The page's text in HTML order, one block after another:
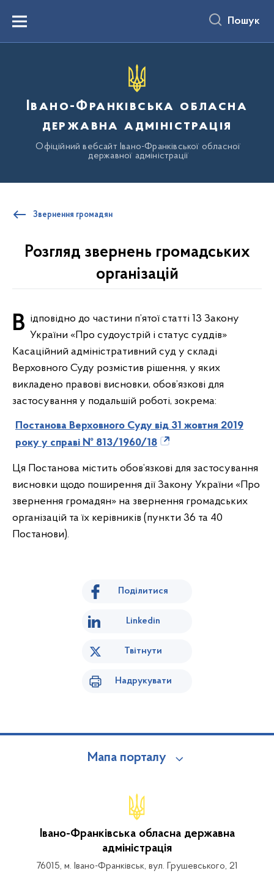
вмістуMenu Пошук
Івано-Франківська обласна
державна адміністрація
Офіційний вебсайт Івано-Франківської обласної
державної адміністрації
Звернення громадян
Розгляд звернень громадських
організацій
Відповідно до частини п’ятої статті 13 Закону України «Про судоустрій і статус суддів»
Касаційний адміністративний суд у складі
Верховного Суду розмістив рішення, у яких
викладено правові висновки, обов’язкові для
застосування у подальшій роботі, зокрема:
Постанова Верховного Суду від 31 жовтня 2019
року у справі № 813/1960/18
Ця Постанова містить обов’язкові для застосування
висновки щодо поширення дії Закону України «Про
звернення громадян» на звернення громадських
організацій та їх керівників (пункти 36 та 40
Постанови).
Поділитися
Linkedin
Твітнути
Надрукувати
Мапа порталу
Івано-Франківська обласна державна
адміністрація
76015, м. Івано-Франківськ, вул. Грушевського, 21